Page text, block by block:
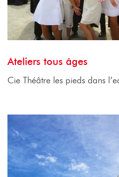
Ateliers tous âges
Cie Théâtre les pieds dans